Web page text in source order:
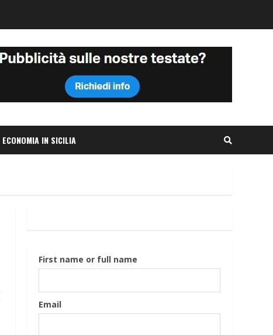
ECONOMIA IN SICILIA
First name or full name
Email